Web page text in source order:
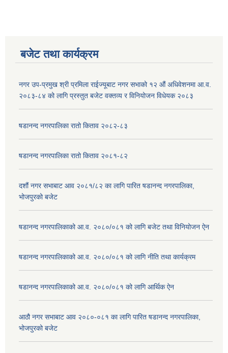
बजेट तथा कार्यक्रम
नगर उप-प्रमुख श्री प्रमिला राईज्यूबाट नगर सभाको १२ ‍औं अधिवेशनमा आ.व.
२०८३-८४ को लागि प्रस्तुत बजेट वक्तव्य र विनियोजन विधेयक २०८३
षडानन्द नगरपालिका रातो किताव २०८२-८३
षडानन्द नगरपालिका रातो किताव २०८१-८२
दशौं नगर सभाबाट आव २०८१/८२ का लागि पारित षडानन्द नगरपालिका,
भोजपुरको बजेट
षडानन्द नगरपालिकाको आ.व. २०८०/०८१ को लागि बजेट तथा विनियोजन ऐन
षडानन्द नगरपालिकाको आ.व. २०८०/०८१ को लागि नीति तथा कार्यक्रम
षडानन्द नगरपालिकाको आ.व. २०८०/०८१ को लागि आर्थिक ऐन
आठौ नगर सभाबाट आव २०८०-०८१ का लागि पारित षडानन्द नगरपालिका,
भोजपुरको बजेट